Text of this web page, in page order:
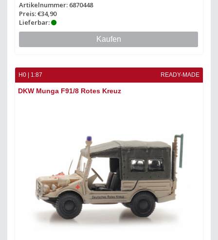
Artikelnummer: 6870448
Preis: €34,90
Lieferbar:
Kaufen
H0 | 1:87 READY-MADE
DKW Munga F91/8 Rotes Kreuz